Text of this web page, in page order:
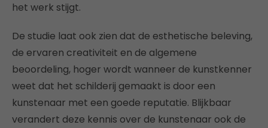
het werk stijgt.
De studie laat ook zien dat de esthetische beleving,
de ervaren creativiteit en de algemene
beoordeling, hoger wordt wanneer de kunstkenner
weet dat het schilderij gemaakt is door een
kunstenaar met een goede reputatie. Blijkbaar
verandert deze kennis over de kunstenaar ook de